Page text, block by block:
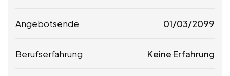
Angebotsende 01/03/2099
Berufserfahrung Keine Erfahrung